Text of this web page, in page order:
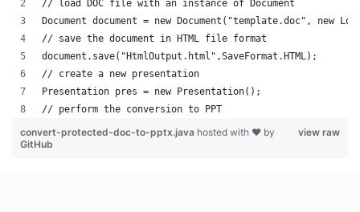
// load DOC file with an instance of Document
Document document = new Document("template.doc", new
// save the document in HTML file format
document.save("HtmlOutput.html",SaveFormat.HTML);
// create a new presentation
Presentation pres = new Presentation();
// perform the conversion to PPT
view raw
convert-protected-doc-to-pptx.java hosted with ❤ by
GitHub